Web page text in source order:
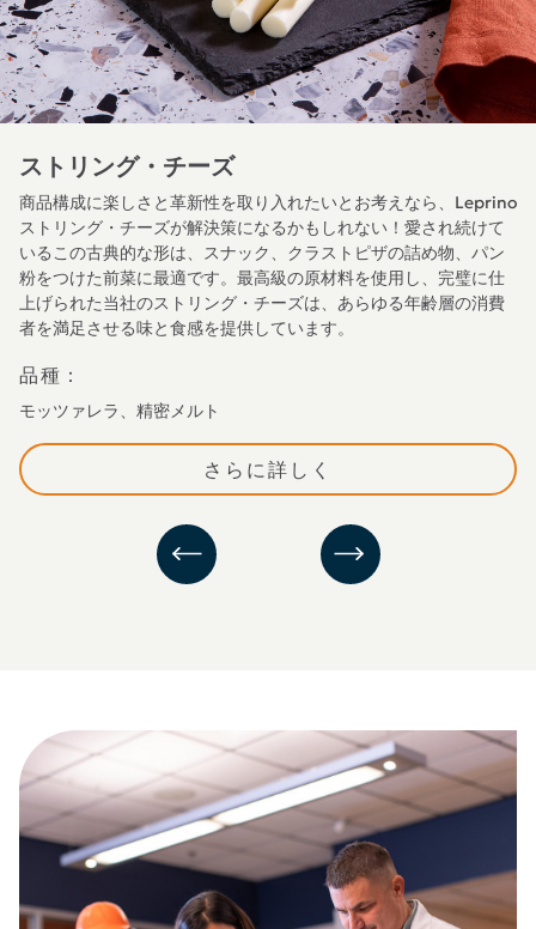
ストリング・チーズ
商品構成に楽しさと革新性を取り入れたいとお考えなら、Leprino
ストリング・チーズが解決策になるかもしれない！愛され続けて
いるこの古典的な形は、スナック、クラストピザの詰め物、パン
粉をつけた前菜に最適です。最高級の原材料を使用し、完璧に仕
上げられた当社のストリング・チーズは、あらゆる年齢層の消費
者を満足させる味と食感を提供しています。
品種：
モッツァレラ、精密メルト
さらに詳しく
前のスライド 次のスライド